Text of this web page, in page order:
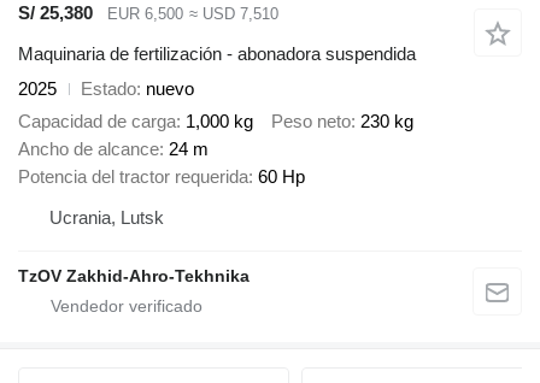
S/ 25,380
EUR 6,500 ≈ USD 7,510
Maquinaria de fertilización - abonadora suspendida
2025
Estado nuevo
Capacidad de carga 1,000 kg Peso neto 230 kg
Ancho de alcance 24 m
Potencia del tractor requerida 60 Hp
Ucrania, Lutsk
TzOV Zakhid-Ahro-Tekhnika